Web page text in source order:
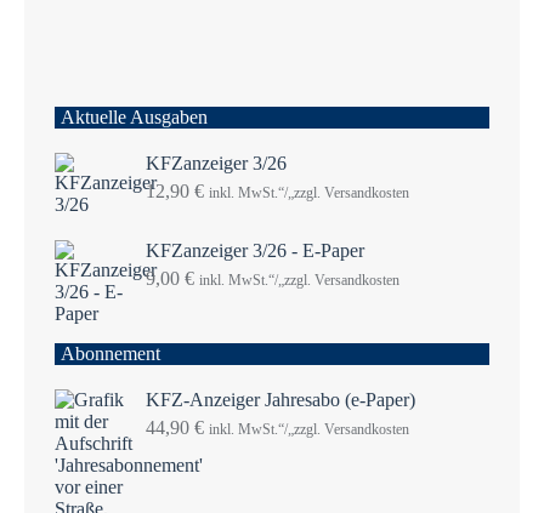
Aktuelle Ausgaben
KFZanzeiger 3/26
12,90 € inkl. MwSt.“/„zzgl. Versandkosten
KFZanzeiger 3/26 - E-Paper
9,00 € inkl. MwSt.“/„zzgl. Versandkosten
Abonnement
KFZ-Anzeiger Jahresabo (e-Paper)
44,90 € inkl. MwSt.“/„zzgl. Versandkosten